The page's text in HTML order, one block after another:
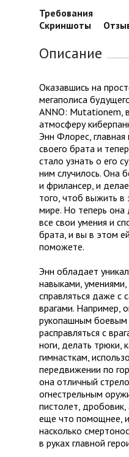
Требования
Скриншоты
Описание
Оказавшись на
мегаполиса
ANNO: Mutationem,
атмосферу
Энн Флорес, главная
своего брата и
стало узнать о его
ним случилось. Она
и фрилансер, и
того, чтоб выжить
мире. Но теперь она
все свои умения и
брата, и вы в этом
поможете.
Энн обладает
навыками,
справляться даже
врагами. Например,
рукопашным
расправляться с
ноги, делать трюки,
гимнасткам,
передвижении по
она отличный
огнестрельным
пистолет,
еще что помощнее,
насколько
в руках главной